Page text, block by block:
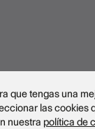
que tengas una
las cookies
nuestra política de